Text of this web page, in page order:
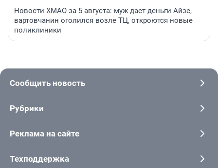
Новости ХМАО за 5 августа: муж дает деньги Айзе,
вартовчанин оголился возле ТЦ, откроются новые
поликлиники
Сообщить новость
Рубрики
Реклама на сайте
Техподдержка